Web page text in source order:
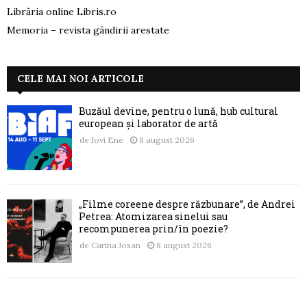
Librăria online Libris.ro
Memoria – revista gândirii arestate
CELE MAI NOI ARTICOLE
Buzăul devine, pentru o lună, hub cultural
european și laborator de artă
de Jovi Ene 8 august 2026
„Filme coreene despre răzbunare”, de Andrei
Petrea: Atomizarea sinelui sau
recompunerea prin/în poezie?
de Carina Josan 8 august 2026